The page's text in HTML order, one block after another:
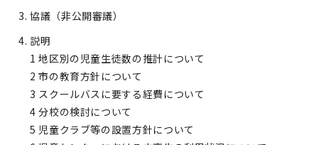
協議（非公開審議）
説明
1 地区別の児童生徒数の推計について
2 市の教育方針について
3 スクールバスに要する経費について
4 分校の検討について
5 児童クラブ等の設置方針について